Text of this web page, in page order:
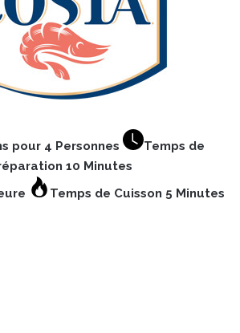
pour 4 Personnes
Temps de
10 Minutes
Temps de Cuisson 5 Minutes